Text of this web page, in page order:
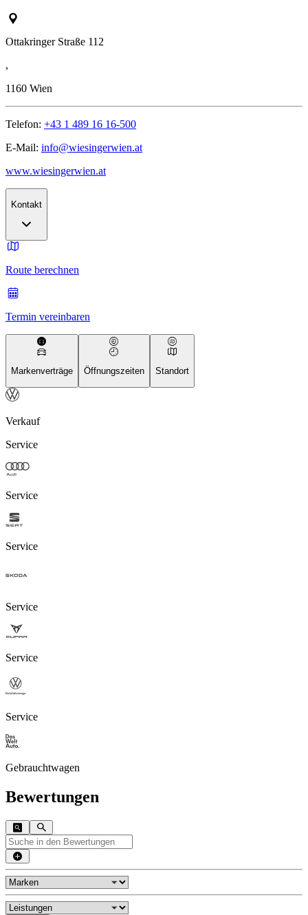
Ottakringer Straße 112
,
1160 Wien
Telefon: +43 1 489 16 16-500
E-Mail: info@wiesingerwien.at
www.wiesingerwien.at
Kontakt
Route berechnen
Termin vereinbaren
Markenverträge Öffnungszeiten Standort
Verkauf
Service
Service
Service
Service
Service
Service
Gebrauchtwagen
Bewertungen